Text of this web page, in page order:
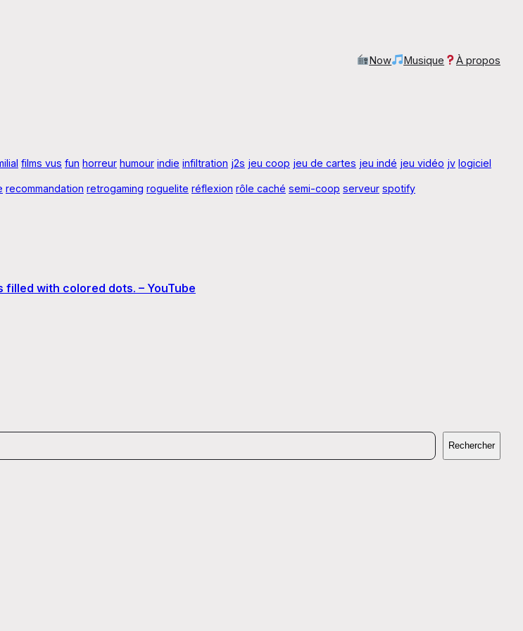
Now Musique À propos
films vus fun horreur humour indie infiltration j2s jeu coop jeu de cartes jeu indé jeu vidéo jv logiciel
recommandation retrogaming roguelite réflexion rôle caché semi-coop serveur spotify
with colored dots. – YouTube
Rechercher